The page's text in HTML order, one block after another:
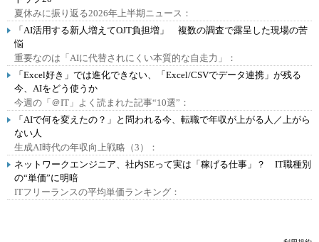
夏休みに振り返る2026年上半期ニュース：
「AI活用する新人増えてOJT負担増」 複数の調査で露呈した現場の苦
悩
重要なのは「AIに代替されにくい本質的な自走力」：
「Excel好き」では進化できない、「Excel/CSVでデータ連携」が残る
今、AIをどう使うか
今週の「＠IT」よく読まれた記事“10選”：
「AIで何を変えたの？」と問われる今、転職で年収が上がる人／上がら
ない人
生成AI時代の年収向上戦略（3）：
ネットワークエンジニア、社内SEって実は「稼げる仕事」？ IT職種別
の“単価”に明暗
ITフリーランスの平均単価ランキング：